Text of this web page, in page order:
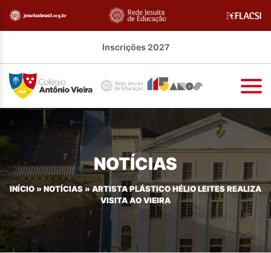
Inscrições 2027
NOTÍCIAS
INÍCIO » NOTÍCIAS »ARTISTA PLÁSTICO HÉLIO LEITES REALIZA
VISITA AO VIEIRA